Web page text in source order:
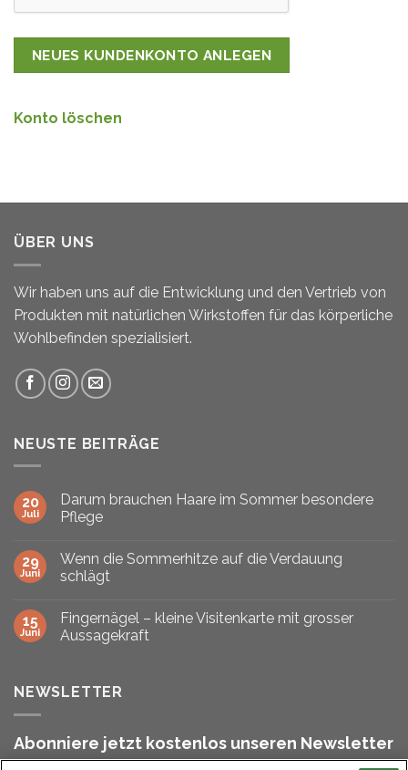
NEUES KUNDENKONTO ANLEGEN
Konto löschen
ÜBER UNS
Wir haben uns auf die Entwicklung und den Vertrieb von
Produkten mit natürlichen Wirkstoffen für das körperliche
Wohlbefinden spezialisiert.
NEUSTE BEITRÄGE
20
Juli
Darum brauchen Haare im Sommer besondere
Pflege
29
Juni
Wenn die Sommerhitze auf die Verdauung
schlägt
15
Juni
Fingernägel – kleine Visitenkarte mit grosser
Aussagekraft
NEWSLETTER
Abonniere jetzt kostenlos unseren Newsletter